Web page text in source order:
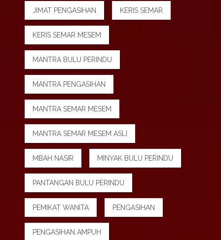
JIMAT PENGASIHAN KERIS SEMAR
KERIS SEMAR MESEM
MANTRA BULU PERINDU
MANTRA PENGASIHAN
MANTRA SEMAR MESEM
MANTRA SEMAR MESEM ASLI
MBAH NASIR MINYAK BULU PERINDU
PANTANGAN BULU PERINDU
PEMIKAT WANITA PENGASIHAN
PENGASIHAN AMPUH